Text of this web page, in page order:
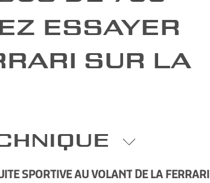
ESSAYER
SUR LA
SPORTIVE AU VOLANT DE LA FERRARI